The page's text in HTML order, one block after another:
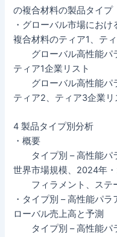
の複合材料の製品タイプ
・グローバル市場にお
複合材料のティア1、テ
グローバル高性能パ
ティア1企業リスト
グローバル高性能パ
ティア2、ティア3企業リ
4 製品タイプ別分析
・概要
タイプ別 – 高性能パ
世界市場規模、2024年
フィラメント、ステ
・タイプ別 – 高性能パ
ローバル売上高と予測
タイプ別 – 高性能パ